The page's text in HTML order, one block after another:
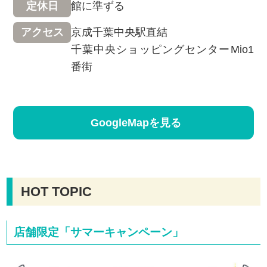
定休日 館に準ずる
アクセス
京成千葉中央駅直結
千葉中央ショッピングセンターMio1
番街
GoogleMapを見る
HOT TOPIC
店舗限定「サマーキャンペーン」